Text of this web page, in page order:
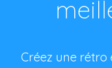
Créez une rétro